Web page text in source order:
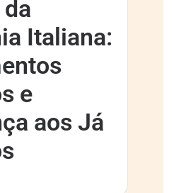
Italiana:
e
aos Já